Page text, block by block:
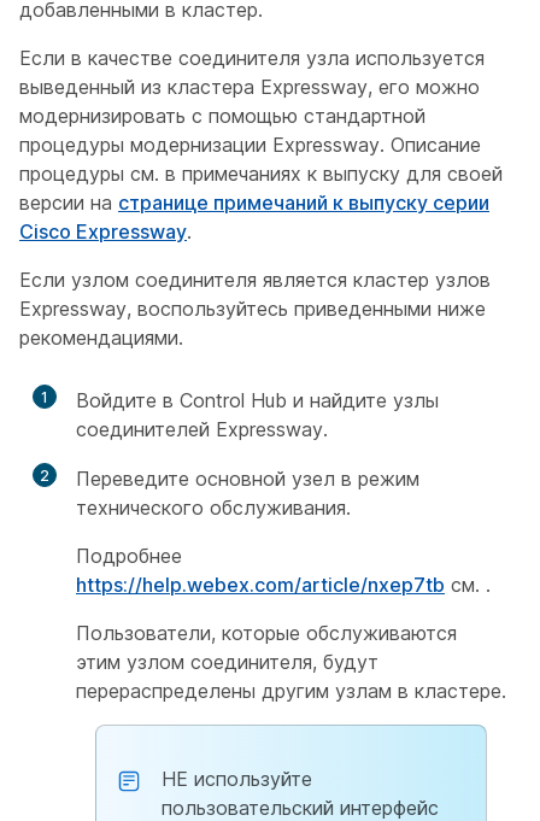
добавленными в кластер.
Если в качестве соединителя узла используется
выведенный из кластера Expressway, его можно
модернизировать с помощью стандартной
процедуры модернизации Expressway. Описание
процедуры см. в примечаниях к выпуску для своей
версии на странице примечаний к выпуску серии
Cisco Expressway.
Если узлом соединителя является кластер узлов
Expressway, воспользуйтесь приведенными ниже
рекомендациями.
1
Войдите в Control Hub и найдите узлы
соединителей Expressway.
2
Переведите основной узел в режим
технического обслуживания.
Подробнее
https://help.webex.com/article/nxep7tb см. .
Пользователи, которые обслуживаются
этим узлом соединителя, будут
перераспределены другим узлам в кластере.
НЕ используйте
пользовательский интерфейс